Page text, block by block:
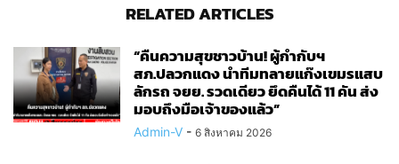
RELATED ARTICLES
“คืนความสุขชาวบ้าน! ผู้กำกับฯ
สภ.ปลวกแดง นำทีมทลายแก๊งเขมรแสบ
ลักรถ จยย. รวดเดียว ยึดคืนได้ 11 คัน ส่ง
มอบถึงมือเจ้าของแล้ว”
Admin-V - 6 สิงหาคม 2026